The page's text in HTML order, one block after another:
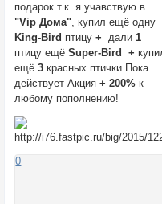
подарок т.к. я учавствую в
"Vip Дома", купил ещё одну
King-Bird птицу+ дали1
птицу ещёSuper-Bird +
ещё3 красных птички.Пока
действует Акция+ 200% к
любому пополнению!
0